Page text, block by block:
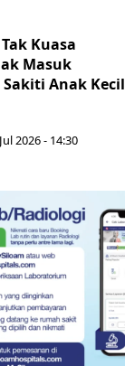
Kuasa
Masuk
Sakiti Anak Kecil
2026 - 14:30